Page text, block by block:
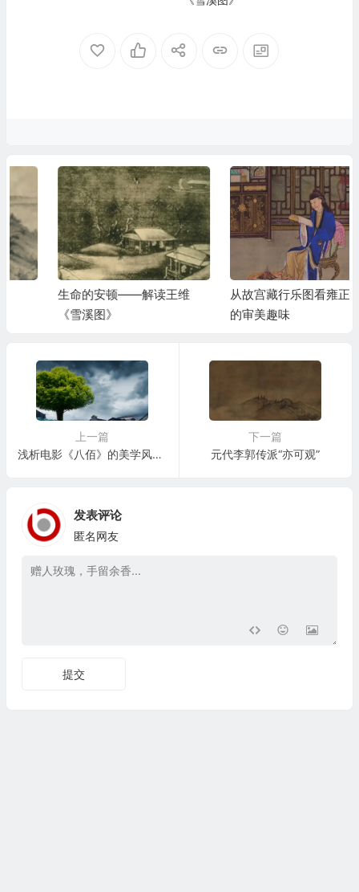
生命的安顿——解读王维
《雪溪图》
从故宫藏行乐图看雍正皇帝
的审美趣味
上一篇
浅析电影《八佰》的美学风格 李威 丁新怡
下一篇
元代李郭传派“亦可观”
发表评论
匿名网友
提交